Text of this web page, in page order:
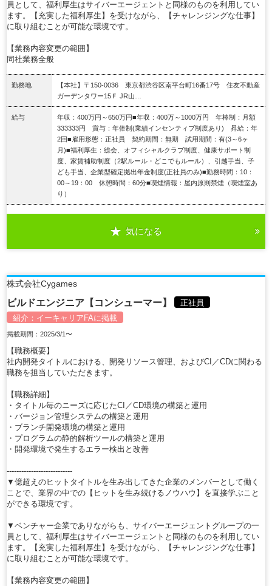
員として、福利厚生はサイバーエージェントと同様のものを利用してい
ます。【充実した福利厚生】を受けながら、【チャレンジングな仕事】
に取り組むことが可能な環境です。
【業務内容変更の範囲】
同社業務全般
勤務地
【本社】〒150-0036 東京都渋谷区南平台町16番17号 住友不動産
ガーデンタワー15Ｆ JR山…
給与
年収：400万円～650万円■年収：400万～1000万円 年棒制：月額
333333円 賞与：年俸制(業績インセンティブ制度あり) 昇給：年
2回■雇用形態：正社員 契約期間：無期 試用期間：有(3～6ヶ
月)■福利厚生：総会、オフィシャルクラブ制度、健康サポート制
度、家賃補助制度（2駅ルール・どこでもルール）、引越手当、子
ども手当、企業型確定拠出年金制度(正社員のみ)■勤務時間：10：
00～19：00 休憩時間：60分■喫煙情報：屋内原則禁煙（喫煙室あ
り）
気になる
株式会社Cygames
ビルドエンジニア【コンシューマー】
正社員
紹介： イーキャリアFAに掲載
掲載期間：2025/3/1〜
【職務概要】
社内開発タイトルにおける、開発リソース管理、およびCI／CDに関わる
職務を担当していただきます。
【職務詳細】
・タイトル毎のニーズに応じたCI／CD環境の構築と運用
・バージョン管理システムの構築と運用
・ブランチ開発環境の構築と運用
・プログラムの静的解析ツールの構築と運用
・開発環境で発生するエラー検出と改善
---------------------------
▼億超えのヒットタイトルを生み出してきた企業のメンバーとして働く
ことで、業界の中での【ヒットを生み続けるノウハウ】を直接学ぶこと
ができる環境です。
▼ベンチャー企業でありながらも、サイバーエージェントグループの一
員として、福利厚生はサイバーエージェントと同様のものを利用してい
ます。【充実した福利厚生】を受けながら、【チャレンジングな仕事】
に取り組むことが可能な環境です。
【業務内容変更の範囲】